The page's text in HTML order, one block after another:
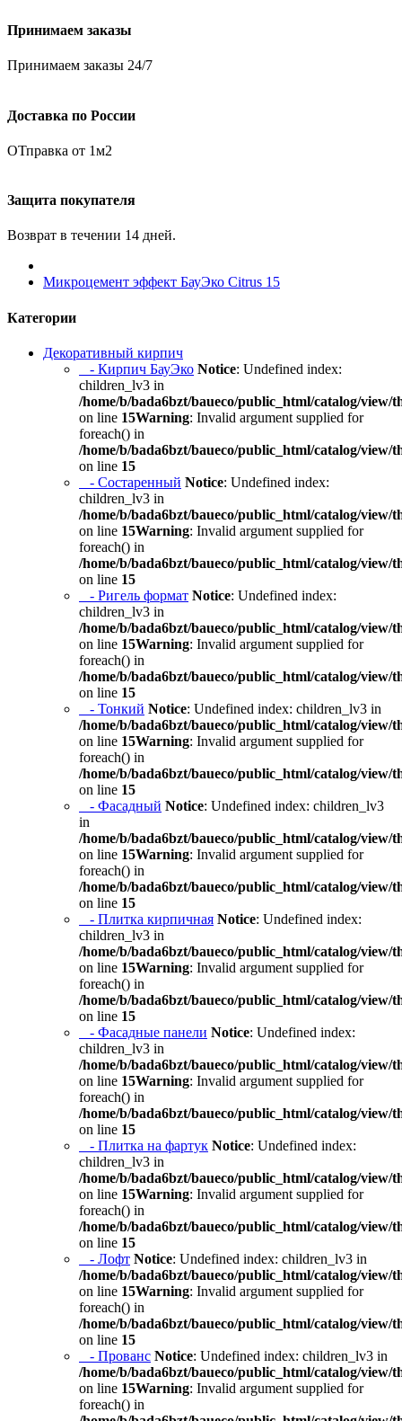
Принимаем заказы
Принимаем заказы 24/7
Доставка по России
ОТправка от 1м2
Защита покупателя
Возврат в течении 14 дней.
Микроцемент эффект БауЭко Citrus 15
Категории
Декоративный кирпич
- Кирпич БауЭко Notice: Undefined index:
children_lv3 in
/home/b/bada6bzt/baueco/public_html/catalog/view/
on line 15Warning: Invalid argument supplied for
foreach() in
/home/b/bada6bzt/baueco/public_html/catalog/view/
on line 15
- Состаренный Notice: Undefined index:
children_lv3 in
/home/b/bada6bzt/baueco/public_html/catalog/view/
on line 15Warning: Invalid argument supplied for
foreach() in
/home/b/bada6bzt/baueco/public_html/catalog/view/
on line 15
- Ригель формат Notice: Undefined index:
children_lv3 in
/home/b/bada6bzt/baueco/public_html/catalog/view/
on line 15Warning: Invalid argument supplied for
foreach() in
/home/b/bada6bzt/baueco/public_html/catalog/view/
on line 15
- Тонкий Notice: Undefined index: children_lv3 in
/home/b/bada6bzt/baueco/public_html/catalog/view/
on line 15Warning: Invalid argument supplied for
foreach() in
/home/b/bada6bzt/baueco/public_html/catalog/view/
on line 15
- Фасадный Notice: Undefined index: children_lv3
in
/home/b/bada6bzt/baueco/public_html/catalog/view/
on line 15Warning: Invalid argument supplied for
foreach() in
/home/b/bada6bzt/baueco/public_html/catalog/view/
on line 15
- Плитка кирпичная Notice: Undefined index:
children_lv3 in
/home/b/bada6bzt/baueco/public_html/catalog/view/
on line 15Warning: Invalid argument supplied for
foreach() in
/home/b/bada6bzt/baueco/public_html/catalog/view/
on line 15
- Фасадные панели Notice: Undefined index:
children_lv3 in
/home/b/bada6bzt/baueco/public_html/catalog/view/
on line 15Warning: Invalid argument supplied for
foreach() in
/home/b/bada6bzt/baueco/public_html/catalog/view/
on line 15
- Плитка на фартук Notice: Undefined index:
children_lv3 in
/home/b/bada6bzt/baueco/public_html/catalog/view/
on line 15Warning: Invalid argument supplied for
foreach() in
/home/b/bada6bzt/baueco/public_html/catalog/view/
on line 15
- Лофт Notice: Undefined index: children_lv3 in
/home/b/bada6bzt/baueco/public_html/catalog/view/
on line 15Warning: Invalid argument supplied for
foreach() in
/home/b/bada6bzt/baueco/public_html/catalog/view/
on line 15
- Прованс Notice: Undefined index: children_lv3 in
/home/b/bada6bzt/baueco/public_html/catalog/view/
on line 15Warning: Invalid argument supplied for
foreach() in